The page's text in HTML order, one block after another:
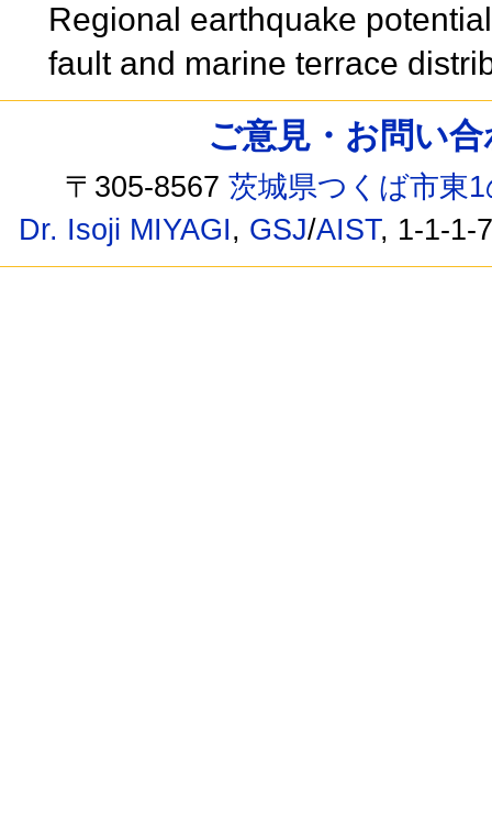
Regional earthquake
fault and marine terrace
ご意見・お問い
〒305-8567茨城県つくば市東
Dr. Isoji MIYAGI, GSJ/AIST, 1-1-1-